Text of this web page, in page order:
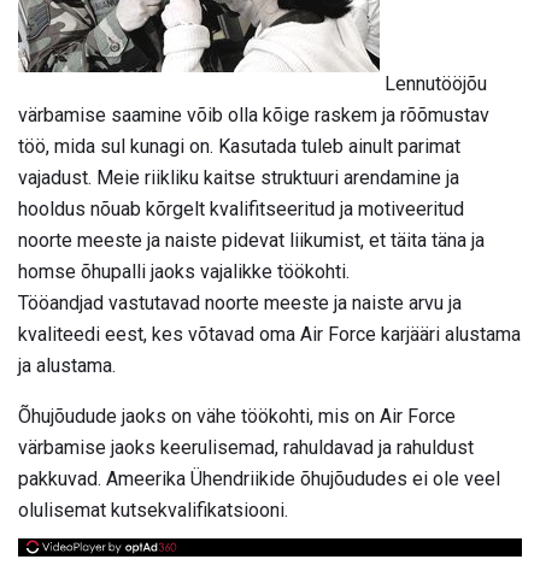
Lennutööjõu
värbamise saamine võib olla kõige raskem ja rõõmustav
töö, mida sul kunagi on. Kasutada tuleb ainult parimat
vajadust. Meie riikliku kaitse struktuuri arendamine ja
hooldus nõuab kõrgelt kvalifitseeritud ja motiveeritud
noorte meeste ja naiste pidevat liikumist, et täita täna ja
homse õhupalli jaoks vajalikke töökohti.
Tööandjad vastutavad noorte meeste ja naiste arvu ja
kvaliteedi eest, kes võtavad oma Air Force karjääri alustama
ja alustama.
Õhujõudude jaoks on vähe töökohti, mis on Air Force
värbamise jaoks keerulisemad, rahuldavad ja rahuldust
pakkuvad. Ameerika Ühendriikide õhujõududes ei ole veel
olulisemat kutsekvalifikatsiooni.